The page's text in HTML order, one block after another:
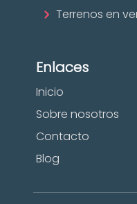
Terrenos en
Enlaces
Inicio
Sobre nosotros
Contacto
Blog